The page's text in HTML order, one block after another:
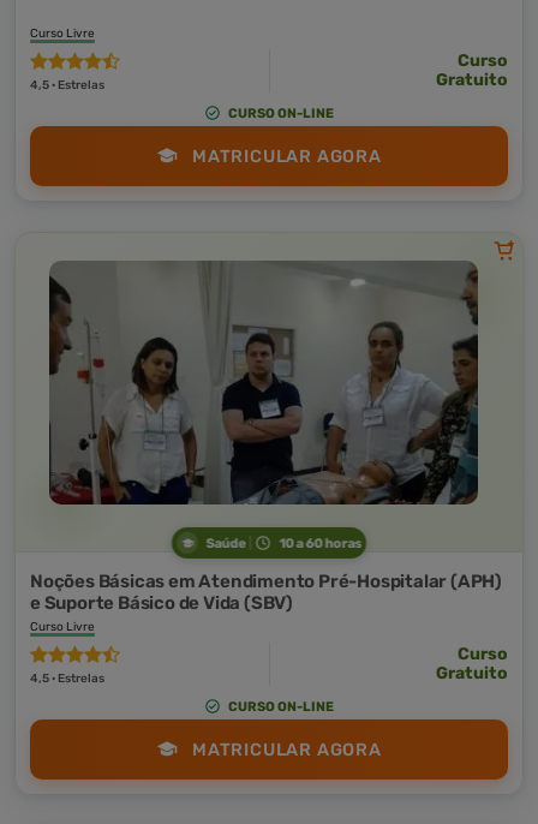
Curso Livre
4,5 · Estrelas
Curso
Gratuito
CURSO ON-LINE
MATRICULAR AGORA
Saúde 10 a 60 horas
Noções Básicas em Atendimento Pré-Hospitalar (APH)
e Suporte Básico de Vida (SBV)
Curso Livre
4,5 · Estrelas
Curso
Gratuito
CURSO ON-LINE
MATRICULAR AGORA